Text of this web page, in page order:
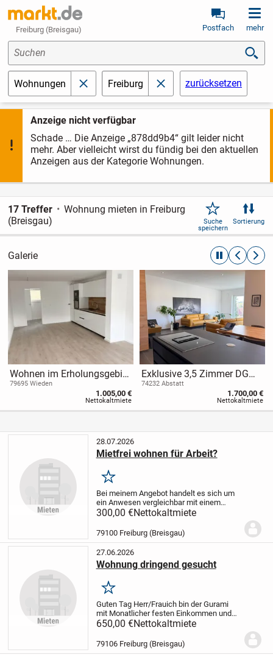
Freiburg (Breisgau) Postfach mehr
Anzeige nicht verfügbar
Schade … Die Anzeige „878dd9b4“ gilt leider nicht
mehr. Aber vielleicht wirst du fündig bei den aktuellen
Anzeigen aus der Kategorie Wohnungen.
Suchen
Wohnungen schließenFreiburg schließenzurücksetzen
17 Treffer
Wohnung mieten in Freiburg
(Breisgau)
Suche
speichern
Sortierung
Galerie automatische
Wohnen im Erholungsgebiet
(EE40)
79695 Wieden
1.005,00 €
Nettokaltmiete
Exklusive 3,5 Zimmer DG
Wohnung in Abstatt
74232 Abstatt
1.700,00 €
Nettokaltmiete
28.07.2026
Mietfrei wohnen für Arbeit?
Merken
Bei meinem Angebot handelt es sich um
ein Anwesen vergleichbar mit einem
großräumigen, schönen Hotel, die Lage
idyllisch auf rund 10.000 qm
Gesamtfläche...
300,00 €Nettokaltmiete
79100 Freiburg (Breisgau)
27.06.2026
Wohnung dringend gesucht
Merken
Guten Tag Herr/Frauich bin der Gurami
mit Monatlicher festen Einkommen und
bin auf der Suche dringend nach einer
Grüßen Gurami
650,00 €Nettokaltmiete
79106 Freiburg (Breisgau)